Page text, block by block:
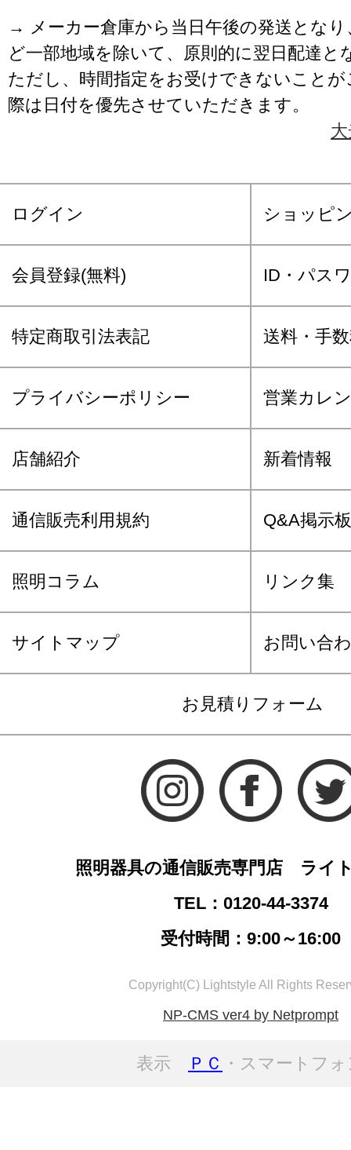
→ メーカー倉庫から当日午後の発送となり
ど一部地域を除いて、原則的に翌日配達と
ただし、時間指定をお受けできないこと
際は日付を優先させていただきます。
ログイン ショッピ
会員登録(無料) ID・パス
特定商取引法表記 送料・手
プライバシーポリシー 営業カレ
店舗紹介 新着情報
通信販売利用規約 Q&A掲示板
照明コラム リンク集
サイトマップ お問い合
お見積りフォーム
照明器具の通信販売専門店 ライ
TEL：0120-44-3374
受付時間：9:00～16:00
Copyright(C) Lightstyle All Rights
NP-CMS ver4 by Netprompt
表示 ＰＣ ・スマートフ